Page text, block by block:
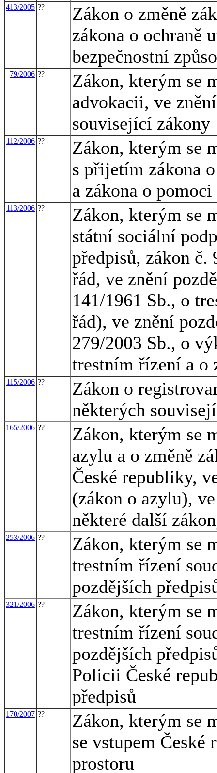
413/2005 ??
Zákon o změně
zákona o ochraně
bezpečnostní
79/2006 ??
Zákon, kterým se
advokacii, ve
související zákony
112/2006 ??
Zákon, kterým se
s přijetím zákona
a zákona o
113/2006 ??
Zákon, kterým se
státní sociální
předpisů, zákon č.
řád, ve znění
141/1961 Sb., o
řád), ve znění
279/2003 Sb., o
trestním řízení a o
115/2006 ??
Zákon o
některých
165/2006 ??
Zákon, kterým se
azylu a o změně
České republiky,
(zákon o azylu),
některé další
253/2006 ??
Zákon, kterým se
trestním řízení
pozdějších
321/2006 ??
Zákon, kterým se
trestním řízení
pozdějších
Policii České
předpisů
170/2007 ??
Zákon, kterým se
se vstupem České
prostoru